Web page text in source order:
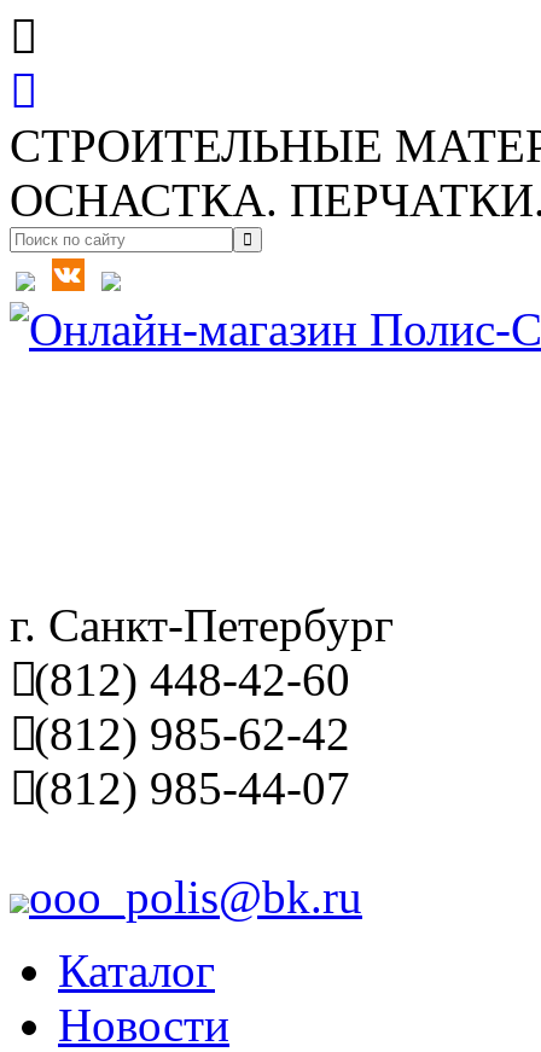
СТРОИТЕЛЬНЫЕ
ОСНАСТКА.
г. Санкт-Петербург
(812) 448-42-60
(812) 985-62-42
(812) 985-44-07
ooo_polis@bk.ru
Каталог
Новости